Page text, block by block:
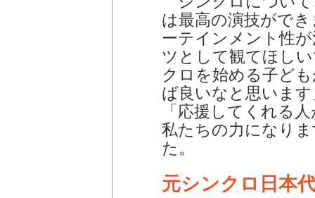
は最高の演技がで
ーテインメント性
ツとして観てほし
クロを始める子ど
ば良いなと思いま
「応援してくれる
私たちの力になり
た。
元シンクロ日本